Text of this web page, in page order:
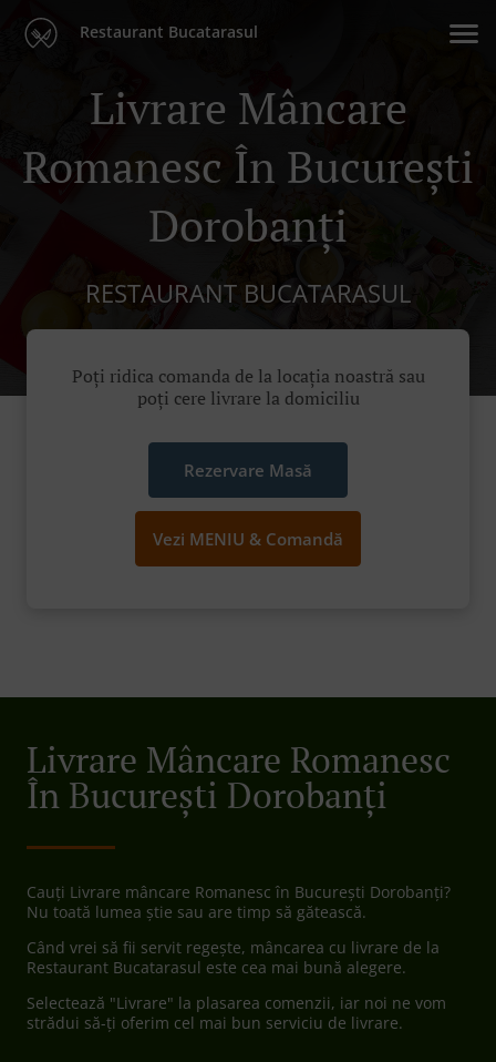
Restaurant Bucatarasul
Livrare Mâncare
Romanesc În București
Dorobanți
RESTAURANT BUCATARASUL
Poți ridica comanda de la locația noastră sau
poți cere livrare la domiciliu
Rezervare Masă
Vezi MENIU & Comandă
Livrare Mâncare Romanesc
În București Dorobanți
Cauți Livrare mâncare Romanesc în București Dorobanți?
Nu toată lumea știe sau are timp să gătească.
Când vrei să fii servit regește, mâncarea cu livrare de la
Restaurant Bucatarasul este cea mai bună alegere.
Selectează "Livrare" la plasarea comenzii, iar noi ne vom
strădui să-ți oferim cel mai bun serviciu de livrare.